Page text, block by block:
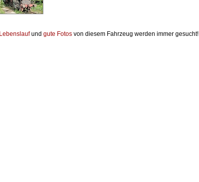
und gute Fotos von diesem Fahrzeug werden immer gesucht!